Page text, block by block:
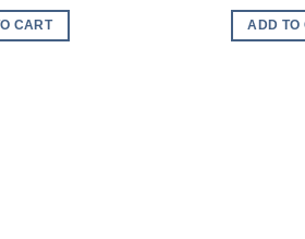
CART ADD TO